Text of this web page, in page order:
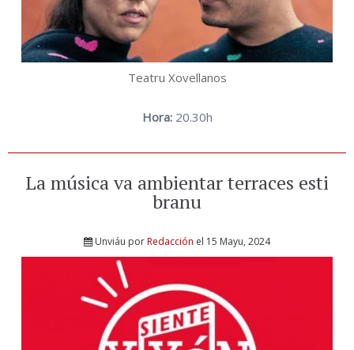
Teatru Xovellanos
Hora:20.30h
La música va ambientar terraces esti
branu
Unviáu porRedacción el 15 Mayu, 2024